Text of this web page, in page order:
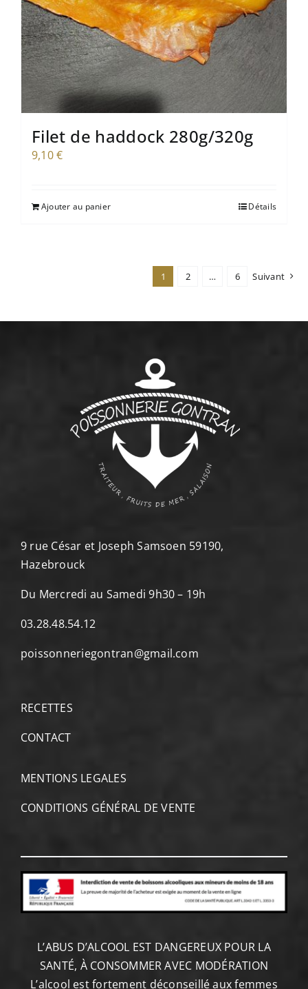
Filet de haddock 280g/320g
9,10€
Ajouter au panier Détails
1 2 … 6 Suivant
9 rue César et Joseph Samsoen 59190,
Hazebrouck
Du Mercredi au Samedi 9h30 – 19h
03.28.48.54.12
poissonneriegontran@gmail.com
RECETTES
CONTACT
MENTIONS LEGALES
CONDITIONS GÉNÉRAL DE VENTE
L’ABUS D’ALCOOL EST DANGEREUX POUR LA
SANTÉ, À CONSOMMER AVEC MODÉRATION
L’alcool est fortement déconseillé aux femmes